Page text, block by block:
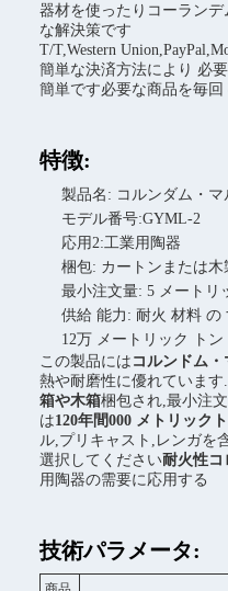
器材を使ったりコーラン
な解決策です
T/T,Western
簡単な決済方法により 必
簡単です必要な商品を毎
特徴:
製品名: コルンダム・
モデル番号:GYML-2
応用2:工業用陶器
梱包: カートンまたは木
最小注文量: 5 メートリ
供給 能力: 耐火 材料 の
12万 メートリック ト
この製品には コルンドム
熱や耐磨性に優れています.
箱や木箱梱包され,最小注
は120年間000 メトリック
ル,プリキャスト,レンガを
選択してください耐火性
用陶器の需要に応用する
技術パラメータ: